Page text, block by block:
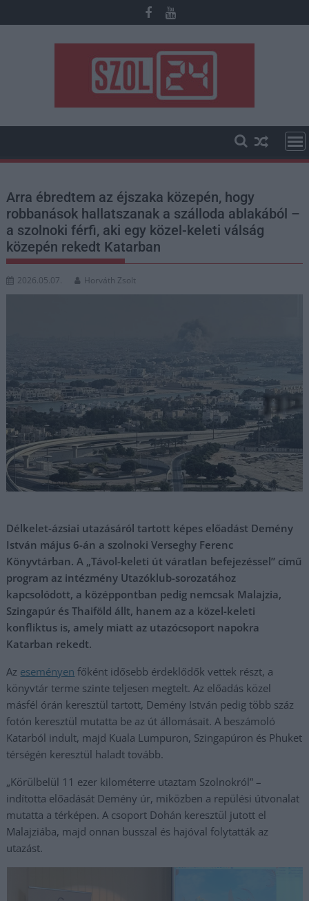
to
Arra ébredtem az éjszaka közepén, hogy
robbanások hallatszanak a szálloda ablakából –
a szolnoki férfi, aki egy közel-keleti válság
közepén rekedt Katarban
2026.05.07. Horváth Zsolt
Délkelet-ázsiai utazásáról tartott képes előadást Demény
István május 6-án a szolnoki Verseghy Ferenc
Könyvtárban. A „Távol-keleti út váratlan befejezéssel” című
program az intézmény Utazóklub-sorozatához
kapcsolódott, a középpontban pedig nemcsak Malajzia,
Szingapúr és Thaiföld állt, hanem az a közel-keleti
konfliktus is, amely miatt az utazócsoport napokra
Katarban rekedt.
Az eseményen főként idősebb érdeklődők vettek részt, a
könyvtár terme szinte teljesen megtelt. Az előadás közel
másfél órán keresztül tartott, Demény István pedig több száz
fotón keresztül mutatta be az út állomásait. A beszámoló
Katarból indult, majd Kuala Lumpuron, Szingapúron és Phuket
térségén keresztül haladt tovább.
„Körülbelül 11 ezer kilométerre utaztam Szolnokról” –
indította előadását Demény úr, miközben a repülési útvonalat
mutatta a térképen. A csoport Dohán keresztül jutott el
Malajziába, majd onnan busszal és hajóval folytatták az
utazást.